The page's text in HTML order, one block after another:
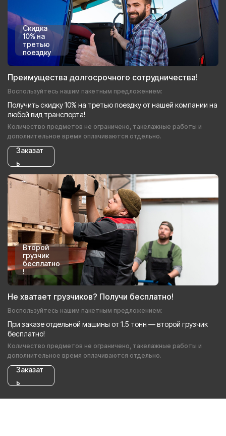
Скидка
10% на
третью
поездку
Преимущества долгосрочного сотрудничества!
Воспользуйтесь нашим пакетным предложением:
Получить скидку 10% на третью поездку от нашей компании на
любой вид транспорта!
Количество предметов не ограничено, такелажные работы и
дополнительное время оплачиваются отдельно.
Заказат
ь
Второй
грузчик
бесплатно
!
Не хватает грузчиков? Получи бесплатно!
Воспользуйтесь нашим пакетным предложением:
При заказе отдельной машины от 1.5 тонн — второй грузчик
бесплатно!
Количество предметов не ограничено, такелажные работы и
дополнительное время оплачиваются отдельно.
Заказат
ь